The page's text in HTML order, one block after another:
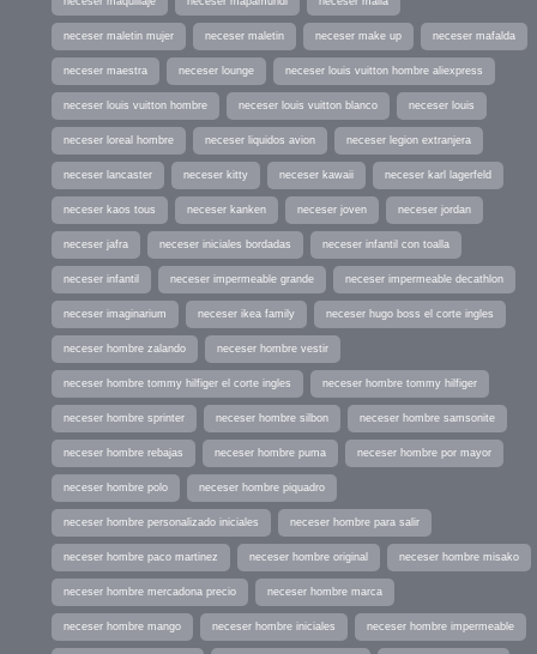
neceser maletin mujer neceser maletin neceser make up neceser mafalda
neceser maestra neceser lounge neceser louis vuitton hombre aliexpress
neceser louis vuitton hombre neceser louis vuitton blanco neceser louis
neceser loreal hombre neceser liquidos avion neceser legion extranjera
neceser lancaster neceser kitty neceser kawaii neceser karl lagerfeld
neceser kaos tous neceser kanken neceser joven neceser jordan
neceser jafra neceser iniciales bordadas neceser infantil con toalla
neceser infantil neceser impermeable grande neceser impermeable decathlon
neceser imaginarium neceser ikea family neceser hugo boss el corte ingles
neceser hombre zalando neceser hombre vestir
neceser hombre tommy hilfiger el corte ingles neceser hombre tommy hilfiger
neceser hombre sprinter neceser hombre silbon neceser hombre samsonite
neceser hombre rebajas neceser hombre puma neceser hombre por mayor
neceser hombre polo neceser hombre piquadro
neceser hombre personalizado iniciales neceser hombre para salir
neceser hombre paco martinez neceser hombre original neceser hombre misako
neceser hombre mercadona precio neceser hombre marca
neceser hombre mango neceser hombre iniciales neceser hombre impermeable